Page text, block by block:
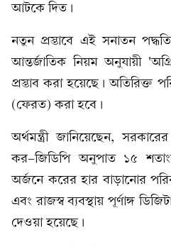
আটকে দিত।
নতুন প্রস্তাবে এই সনাতন
আন্তর্জাতিক নিয়ম অনুযায়ী
প্রস্তাব করা হয়েছে। অতিরিক্ত
(ফেরত) করা হবে।
অর্থমন্ত্রী জানিয়েছেন,
কর-জিডিপি অনুপাত ১৫
অর্জনে করের হার বাড়ানোর
এবং রাজস্ব ব্যবস্থায় পূর্ণাঙ্গ
দেওয়া হয়েছে।